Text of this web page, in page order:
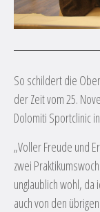
So schildert die
der Zeit vom 25.
Dolomiti Sportclinic
„Voller Freude und
zwei
unglaublich wohl,
auch von den